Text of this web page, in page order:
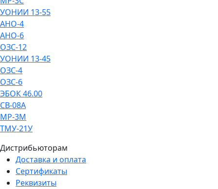
УОНИИ 13-55
АНО-4
АНО-6
ОЗС-12
УОНИИ 13-45
ОЗС-4
ОЗС-6
ЭБОК 46.00
СВ-08А
МР-3М
ТМУ-21У
Дистрибьюторам
Доставка и оплата
Сертификаты
Реквизиты